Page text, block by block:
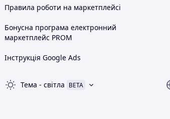
Правила роботи на маркетплейсі
Бонусна програма електронний
маркетплейс PROM
Інструкція Google Ads
Тема - світла BETA